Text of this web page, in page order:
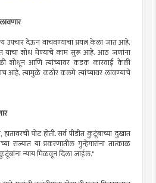
उपचार देऊन वाचवण्याचा प्रयत्न केला जात आहे.
याचा शोध घेण्याचे काम सुरू आहे. आठ जणांना
शोधून आणि त्यांच्यावर कडक कारवाई केली
आहे. त्यामुळे कठोर कलमे त्यांच्यावर लावण्याचे
पोट होती. सर्व पीडीत कुटूंबाच्या दुखात
राज्यात या प्रकरणातील गुन्हेगारांना तात्काळ
न्याय मिळवून दिला जाईल."